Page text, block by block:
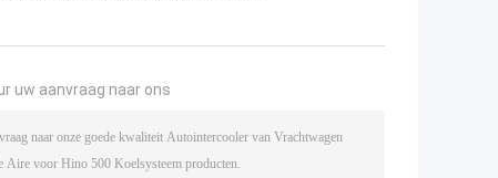
uw aanvraag naar ons